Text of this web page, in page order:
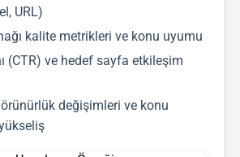
URL)
kalite metrikleri ve konu uyumu
(CTR) ve hedef sayfa etkileşim
değişimleri ve konu